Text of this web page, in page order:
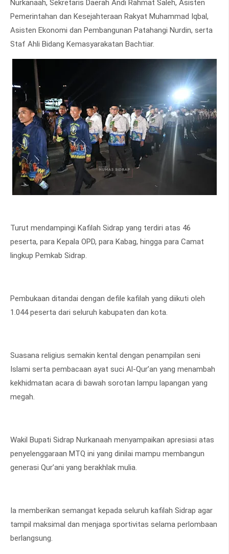
Nurkanaah, Sekretaris Daerah Andi Rahmat Saleh, Asisten
Pemerintahan dan Kesejahteraan Rakyat Muhammad Iqbal,
Asisten Ekonomi dan Pembangunan Patahangi Nurdin, serta
Staf Ahli Bidang Kemasyarakatan Bachtiar.
Turut mendampingi Kafilah Sidrap yang terdiri atas 46
peserta, para Kepala OPD, para Kabag, hingga para Camat
lingkup Pemkab Sidrap.
Pembukaan ditandai dengan defile kafilah yang diikuti oleh
1.044 peserta dari seluruh kabupaten dan kota.
Suasana religius semakin kental dengan penampilan seni
Islami serta pembacaan ayat suci Al-Qur’an yang menambah
kekhidmatan acara di bawah sorotan lampu lapangan yang
megah.
Wakil Bupati Sidrap Nurkanaah menyampaikan apresiasi atas
penyelenggaraan MTQ ini yang dinilai mampu membangun
generasi Qur’ani yang berakhlak mulia.
Ia memberikan semangat kepada seluruh kafilah Sidrap agar
tampil maksimal dan menjaga sportivitas selama perlombaan
berlangsung.